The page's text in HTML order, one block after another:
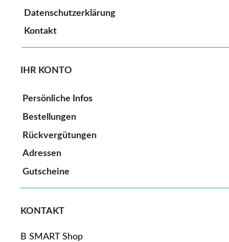
Datenschutzerklärung
Kontakt
IHR KONTO
Persönliche Infos
Bestellungen
Rückvergütungen
Adressen
Gutscheine
KONTAKT
B SMART Shop